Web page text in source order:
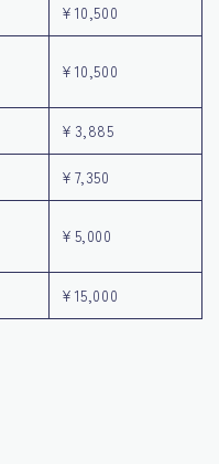
¥10,500
¥10,500
¥3,885
¥7,350
¥5,000
¥15,000